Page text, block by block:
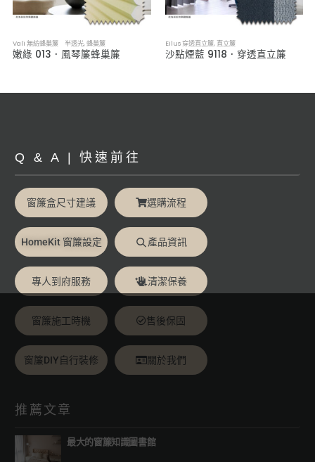
Vali 無紡蜂巢簾 半透光,蜂巢簾
嫩綠 013．風琴簾蜂巢簾
Eilus 穿透直立簾, 直立簾
沙點煙藍 9118．穿透直立簾
Q & A | 快速前往
窗簾盒尺寸建議 選購流程
HomeKit 窗簾設定 產品資訊
專人到府服務 清潔保養
窗簾施工時機 售後保固
窗簾DIY自行裝修 關於我們
推薦文章
最大的窗簾知識圖書館